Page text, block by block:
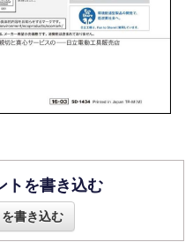
トを書き込む
書き込む